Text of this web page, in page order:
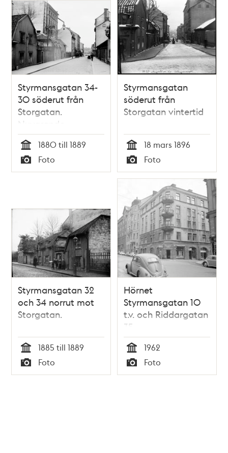
Styrmansgatan 34-
30 söderut från
Storgatan.
Nuvarande
Styrmansgatan 24-
20
Tid
1880 till 1889
Typ
Foto
Styrmansgatan
söderut från
Storgatan vintertid
Tid
18 mars 1896
Typ
Foto
Styrmansgatan 32
och 34 norrut mot
Storgatan.
Tid
1885 till 1889
Typ
Foto
Hörnet
Styrmansgatan 10
t.v. och Riddargatan
35
Tid
1962
Typ
Foto